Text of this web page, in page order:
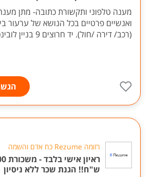
מענה טלפוני ותקשורת כתובה- מתן
ואנשיים פרטיים בכל הנושא של ערעור
(רכב/ דירה /חול). יד חרוצים 9 בניין לובינסק...
רזומה Rezume כח אדם והשמה
ש"ח!! הגנת שכר ללא ניסיון